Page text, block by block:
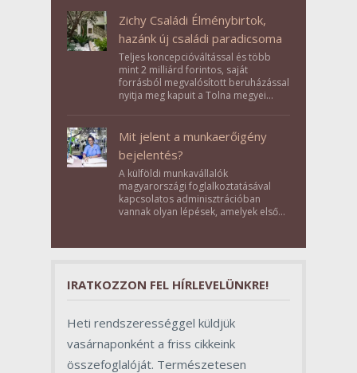
Zichy Családi Élménybirtok,
hazánk új családi paradicsoma
Teljes koncepcióváltással és több
mint 2 milliárd forintos, saját
forrásból megvalósított beruházással
nyitja meg kapuit a Tolna megyei
Mit jelent a munkaerőigény
bejelentés?
A külföldi munkavállalók
magyarországi foglalkoztatásával
kapcsolatos adminisztrációban
vannak olyan lépések, amelyek első
szerepet töltenek be az egész
IRATKOZZON FEL HÍRLEVELÜNKRE!
Heti rendszerességgel küldjük
vasárnaponként a friss cikkeink
összefoglalóját. Természetesen